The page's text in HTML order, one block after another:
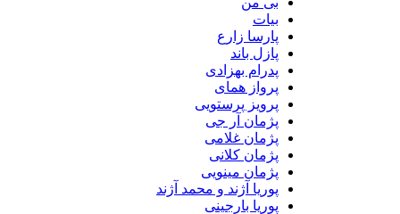
بیات
پارسا زارع
پازل باند
پدرام بهزادی
پرواز همای
پرویز پرستویی
پژمان آر جی
پژمان غلامی
پژمان کلانی
پژمان مینویی
پوریا آژند و محمد آژند
پوریا بارجینی